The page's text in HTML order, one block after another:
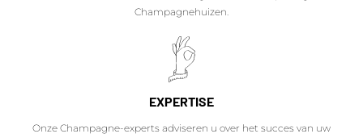
Champagnehuizen.
EXPERTISE
Onze Champagne-experts adviseren u over het succes van uw